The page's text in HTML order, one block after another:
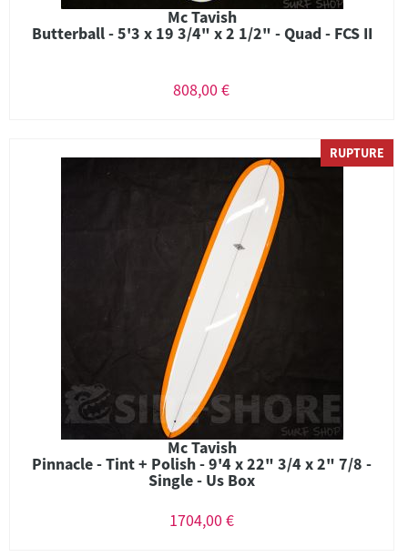
Mc Tavish
Butterball - 5'3 x 19 3/4" x 2 1/2" - Quad - FCS II
808,00 €
RUPTURE
Mc Tavish
Pinnacle - Tint + Polish - 9'4 x 22" 3/4 x 2" 7/8 -
Single - Us Box
1704,00 €